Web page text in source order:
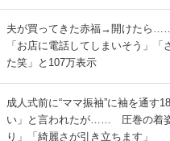
夫が買ってきた赤福→開けたら
「お店に電話してしまいそう」「
た笑」と107万表示
成人式前に“ママ振袖”に袖を通す
い」と言われたが…… 圧巻の着
り」「綺麗さが引き立ちます」